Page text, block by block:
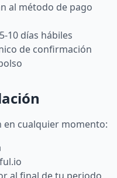
al método de pago
10 días hábiles
de confirmación
en cualquier momento: